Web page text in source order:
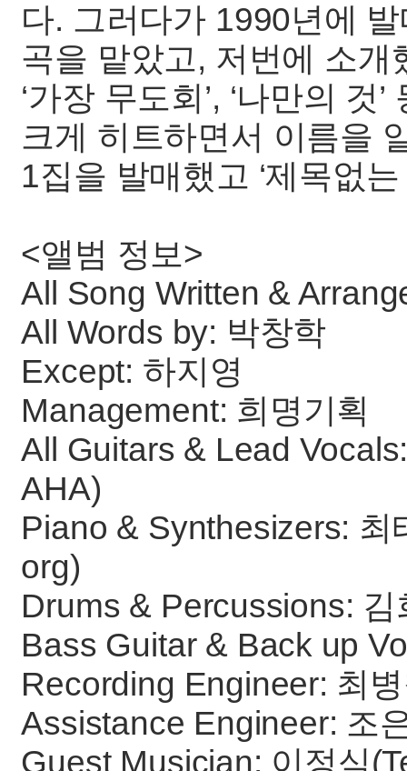
다. 그러다가 1990년에
곡을 맡았고, 저번에 소개
‘가장 무도회’, ‘나만의
크게 히트하면서 이름을
1집을 발매했고 ‘제목없
<앨범 정보>
All Song Written &
All Words by: 박창학
Except: 하지영
Management: 희명기획
All Guitars & Lead
AHA)
Piano & Synthesizers:
org)
Drums & Percussions:
Bass Guitar & Back up
Recording Engineer: 최
Assistance Engineer: 조
Guest Musician: 이정식